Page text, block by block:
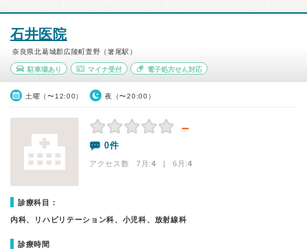
石井医院
奈良県北葛城郡広陵町萱野（箸尾駅）
駐車場あり マイナ受付 電子処方せん対応
土曜（〜12:00） 夜（〜20:00）
－
0件
アクセス数 7月:4 | 6月:4
診療科目：
内科、リハビリテーション科、小児科、放射線科
診療時間